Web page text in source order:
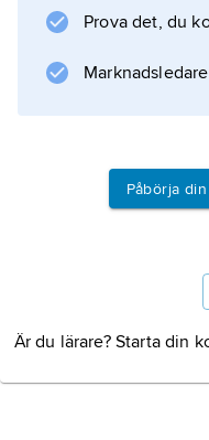
alla kornen nästan
svärtas färre
Prova det, du
Påbörja
Är du lärare? Starta din